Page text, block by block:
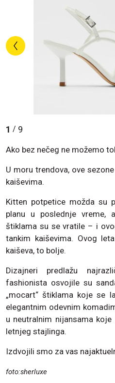
1 / 9
Ako bez nečeg ne možemo
U moru trendova, ove
kaiševima.
Kitten potpetice možda su
planu u poslednje vreme,
štiklama su se vratile – i
tankim kaiševima. Ovog
kaiševa, to bolje.
Dizajneri predlažu
fashionista osvojile su
„mocart“ štiklama koje se
elegantnim odevnim
u neutralnim nijansama
letnjeg stajlinga.
Izdvojili smo za vas
foto:sherluxe